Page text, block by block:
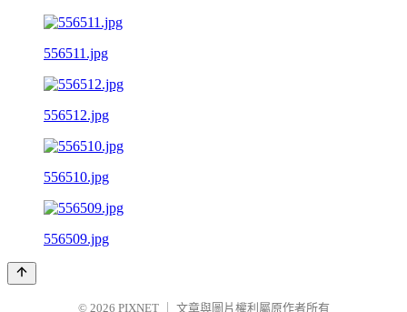
556511.jpg
556512.jpg
556510.jpg
556509.jpg
© 2026 PIXNET 文章與圖片權利屬原作者所有